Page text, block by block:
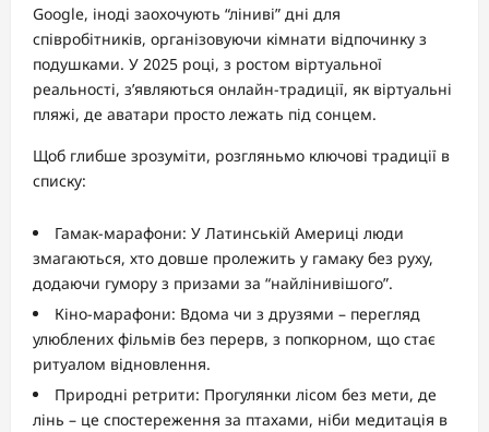
Google, іноді заохочують “ліниві” дні для
співробітників, організовуючи кімнати відпочинку з
подушками. У 2025 році, з ростом віртуальної
реальності, з’являються онлайн-традиції, як віртуальні
пляжі, де аватари просто лежать під сонцем.
Щоб глибше зрозуміти, розгляньмо ключові традиції в
списку:
Гамак-марафони: У Латинській Америці люди
змагаються, хто довше пролежить у гамаку без руху,
додаючи гумору з призами за “найлінивішого”.
Кіно-марафони: Вдома чи з друзями – перегляд
улюблених фільмів без перерв, з попкорном, що стає
ритуалом відновлення.
Природні ретрити: Прогулянки лісом без мети, де
лінь – це спостереження за птахами, ніби медитація в